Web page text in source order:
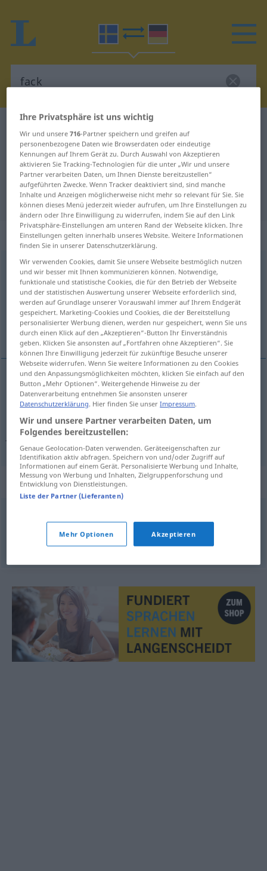
Schwedisch-Deutsch Übersetzung
für "fack"
"fack" Deutsch Übersetzung
„fack“: Neutrum, sächlich
fack [fak]n <-et;fack>
Übersicht aller Übersetzungen
(Für mehr Details die Übersetzung anklicken/antippen)
Fach
Fachn fack
fack → siehe „fackförening“
Synonyme für "fack"
,gebit,bransch
Ihre Privatsphäre ist uns wichtig
Wir und unsere716-Partner speichern und greifen auf
personenbezogene Daten wie Browserdaten oder eindeutige
Kennungen auf Ihrem Gerät zu. Durch Auswahl von Akzeptieren
aktivieren Sie Tracking-Technologien für die unter „Wir und unsere
Partner verarbeiten Daten, um Ihnen Dienste bereitzustellen“
aufgeführten Zwecke. Wenn Tracker deaktiviert sind, sind manche
Inhalte und Anzeigen möglicherweise nicht mehr so relevant für Sie. Sie
können dieses Menü jederzeit wieder aufrufen, um Ihre Einstellungen zu
ändern oder Ihre Einwilligung zu widerrufen, indem Sie auf den Link
Privatsphäre-Einstellungen am unteren Rand der Webseite klicken. Ihre
Einstellungen gelten innerhalb unseres Website. Weitere Informationen
finden Sie in unserer Datenschutzerklärung.
Wir verwenden Cookies, damit Sie unsere Webseite bestmöglich nutzen
und wir besser mit Ihnen kommunizieren können. Notwendige,
funktionale und statistische Cookies, die für den Betrieb der Webseite
und der statistischen Auswertung unserer Webseite erforderlich sind,
werden auf Grundlage unserer Vorauswahl immer auf Ihrem Endgerät
gespeichert. Marketing-Cookies und Cookies, die der Bereitstellung
personalisierter Werbung dienen, werden nur gespeichert, wenn Sie uns
durch einen Klick auf den „Akzeptieren“-Button Ihr Einverständnis
geben. Klicken Sie ansonsten auf „Fortfahren ohne Akzeptieren“. Sie
können Ihre Einwilligung jederzeit für zukünftige Besuche unserer
Webseite widerrufen. Wenn Sie weitere Informationen zu den Cookies
und den Anpassungsmöglichkeiten möchten, klicken Sie einfach auf den
Button „Mehr Optionen“. Weitergehende Hinweise zu der
Datenverarbeitung entnehmen Sie ansonsten unserer
Datenschutzerklärung. Hier finden Sie unserImpressum.
Wir und unsere Partner verarbeiten Daten, um
Folgendes bereitzustellen:
Genaue Geolocation-Daten verwenden. Geräteeigenschaften zur
Identifikation aktiv abfragen. Speichern von und/oder Zugriff auf
Informationen auf einem Gerät. Personalisierte Werbung und Inhalte,
Messung von Werbung und Inhalten, Zielgruppenforschung und
Entwicklung von Dienstleistungen.
Liste der Partner (Lieferanten)
Mehr Optionen Akzeptieren